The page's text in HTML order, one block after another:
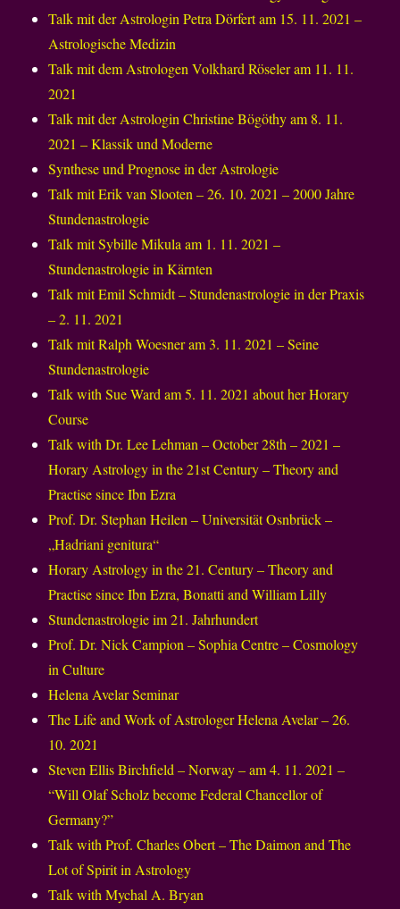
Talk mit der Astrologin Petra Dörfert am 15. 11. 2021 –
Astrologische Medizin
Talk mit dem Astrologen Volkhard Röseler am 11. 11.
2021
Talk mit der Astrologin Christine Bögöthy am 8. 11.
2021 – Klassik und Moderne
Synthese und Prognose in der Astrologie
Talk mit Erik van Slooten – 26. 10. 2021 – 2000 Jahre
Stundenastrologie
Talk mit Sybille Mikula am 1. 11. 2021 –
Stundenastrologie in Kärnten
Talk mit Emil Schmidt – Stundenastrologie in der Praxis
– 2. 11. 2021
Talk mit Ralph Woesner am 3. 11. 2021 – Seine
Stundenastrologie
Talk with Sue Ward am 5. 11. 2021 about her Horary
Course
Talk with Dr. Lee Lehman – October 28th – 2021 –
Horary Astrology in the 21st Century – Theory and
Practise since Ibn Ezra
Prof. Dr. Stephan Heilen – Universität Osnbrück –
„Hadriani genitura“
Horary Astrology in the 21. Century – Theory and
Practise since Ibn Ezra, Bonatti and William Lilly
Stundenastrologie im 21. Jahrhundert
Prof. Dr. Nick Campion – Sophia Centre – Cosmology
in Culture
Helena Avelar Seminar
The Life and Work of Astrologer Helena Avelar – 26.
10. 2021
Steven Ellis Birchfield – Norway – am 4. 11. 2021 –
“Will Olaf Scholz become Federal Chancellor of
Germany?”
Talk with Prof. Charles Obert – The Daimon and The
Lot of Spirit in Astrology
Talk with Mychal A. Bryan